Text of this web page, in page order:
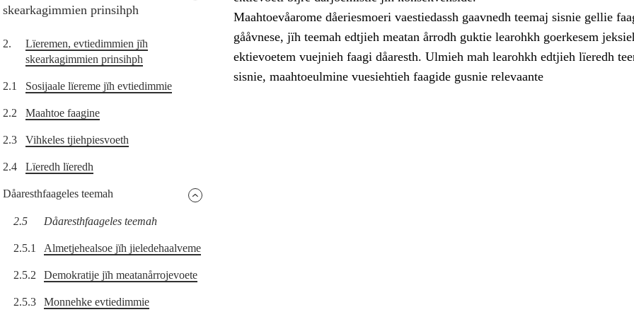
skearkagimmien prinsihph
2.
Lïeremen, evtiedimmien jïh
skearkagimmien prinsihph
2.1 Sosijaale lïereme jïh evtiedimmie
2.2 Maahtoe faagine
2.3 Vihkeles tjiehpiesvoeth
2.4 Lïeredh lïeredh
Dåaresthfaageles teemah
2.5 Dåaresthfaageles teemah
2.5.1 Almetjehealsoe jïh jieledehaalveme
2.5.2 Demokratije jïh meatanårrojevoete
2.5.3 Monnehke evtiedimmie
Maahtoevåarome dåeriesmoeri vaestiedassh gaavnedh teemaj sisnie gellie
gååvnese, jïh teemah edtjieh meatan årrodh guktie learohkh goerkesem
ektievoetem vuejnieh faagi dåaresth. Ulmieh mah learohkh edtjieh lïeredh
sisnie, maahtoeulmine vuesiehtieh faagide gusnie relevaante